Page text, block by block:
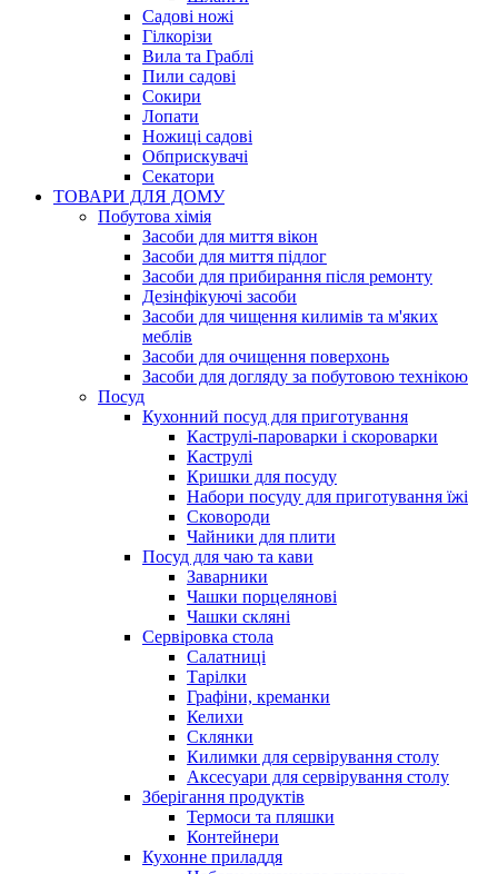
Садові ножі
Гілкорізи
Вила та Граблі
Пили садові
Сокири
Лопати
Ножиці садові
Обприскувачі
Секатори
ТОВАРИ ДЛЯ ДОМУ
Побутова хімія
Засоби для миття вікон
Засоби для миття підлог
Засоби для прибирання після ремонту
Дезінфікуючі засоби
Засоби для чищення килимів та м'яких
меблів
Засоби для очищення поверхонь
Засоби для догляду за побутовою технікою
Посуд
Кухонний посуд для приготування
Каструлі-пароварки і скороварки
Каструлі
Кришки для посуду
Набори посуду для приготування їжі
Сковороди
Чайники для плити
Посуд для чаю та кави
Заварники
Чашки порцелянові
Чашки скляні
Сервіровка стола
Салатниці
Тарілки
Графіни, креманки
Келихи
Склянки
Килимки для сервірування столу
Аксесуари для сервірування столу
Зберігання продуктів
Термоси та пляшки
Контейнери
Кухонне приладдя